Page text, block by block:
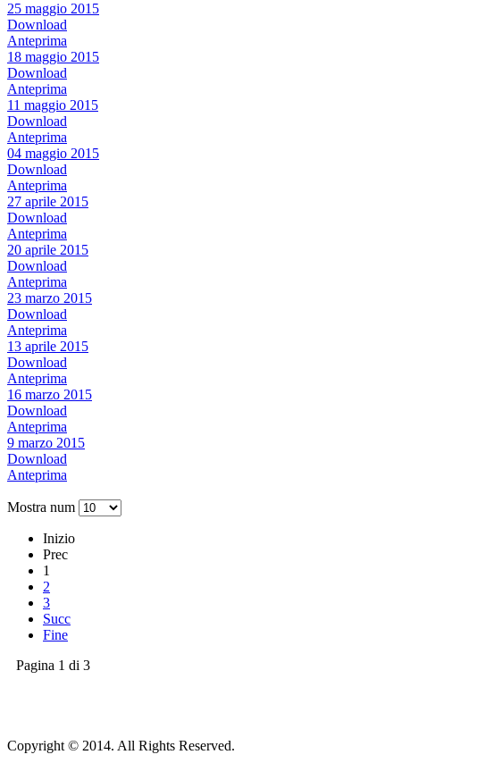
25 maggio 2015
Download
Anteprima
18 maggio 2015
Download
Anteprima
11 maggio 2015
Download
Anteprima
04 maggio 2015
Download
Anteprima
27 aprile 2015
Download
Anteprima
20 aprile 2015
Download
Anteprima
23 marzo 2015
Download
Anteprima
13 aprile 2015
Download
Anteprima
16 marzo 2015
Download
Anteprima
9 marzo 2015
Download
Anteprima
Mostra num
Inizio
Prec
1
2
3
Succ
Fine
Pagina 1 di 3
Copyright © 2014. All Rights Reserved.